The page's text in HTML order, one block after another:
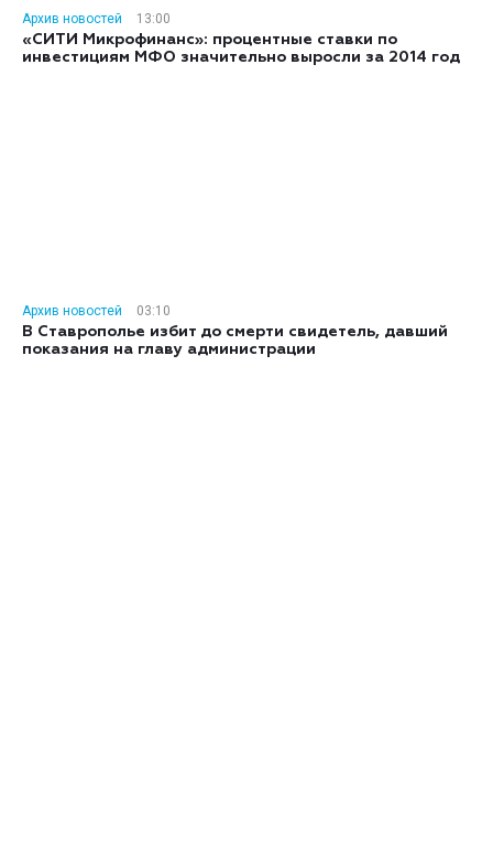
Архив новостей
13:00
«СИТИ Микрофинанс»: процентные ставки по
инвестициям МФО значительно выросли за 2014 год
Архив новостей
03:10
В Ставрополье избит до смерти свидетель, давший
показания на главу администрации